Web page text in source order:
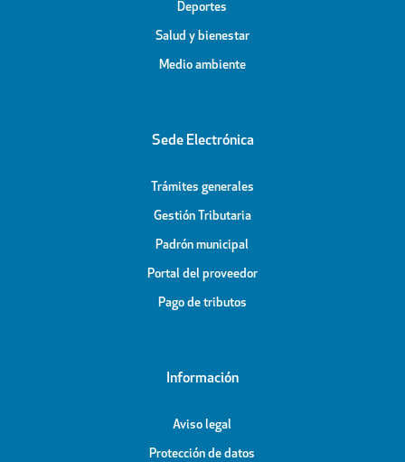
Deportes
Salud y bienestar
Medio ambiente
Sede Electrónica
Trámites generales
Gestión Tributaria
Padrón municipal
Portal del proveedor
Pago de tributos
Información
Aviso legal
Protección de datos